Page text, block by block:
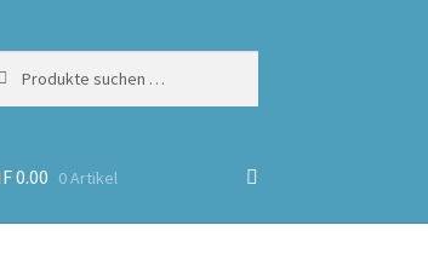
0.00 0 Artikel